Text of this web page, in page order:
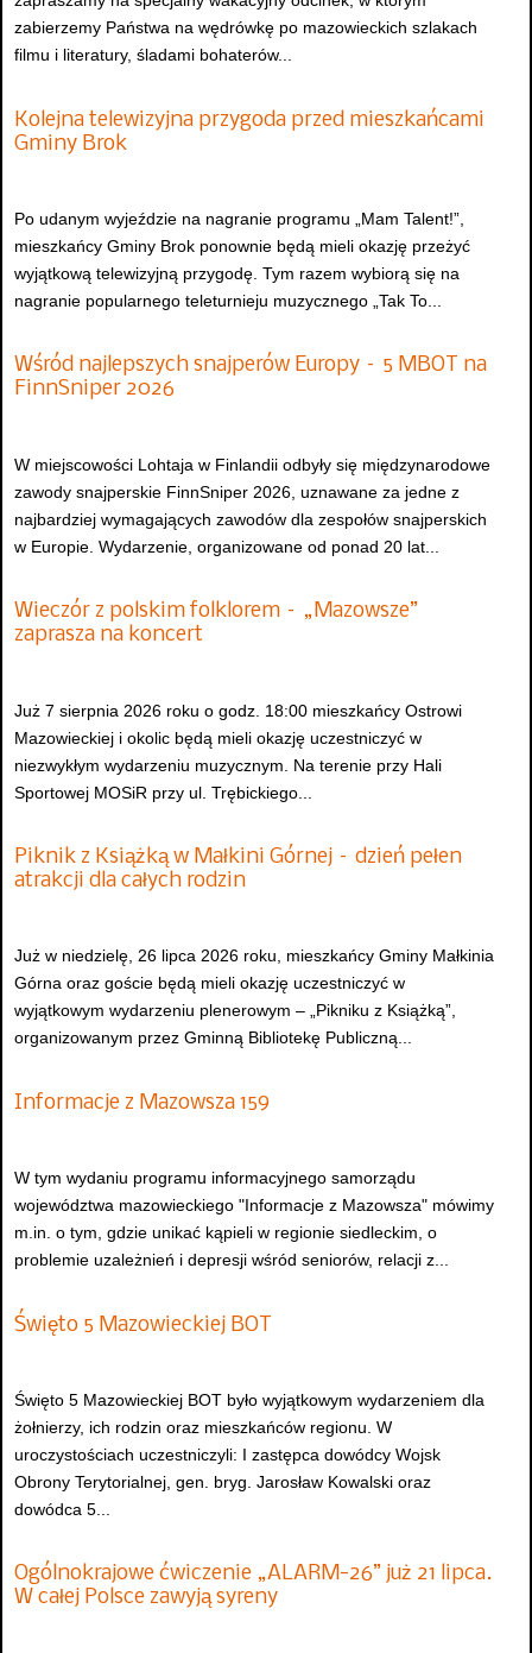
zabierzemy Państwa na wędrówkę po mazowieckich szlakach
filmu i literatury, śladami bohaterów...
Kolejna telewizyjna przygoda przed mieszkańcami
Gminy Brok
Po udanym wyjeździe na nagranie programu „Mam Talent!”,
mieszkańcy Gminy Brok ponownie będą mieli okazję przeżyć
wyjątkową telewizyjną przygodę. Tym razem wybiorą się na
nagranie popularnego teleturnieju muzycznego „Tak To...
Wśród najlepszych snajperów Europy – 5 MBOT na
FinnSniper 2026
W miejscowości Lohtaja w Finlandii odbyły się międzynarodowe
zawody snajperskie FinnSniper 2026, uznawane za jedne z
najbardziej wymagających zawodów dla zespołów snajperskich
w Europie. Wydarzenie, organizowane od ponad 20 lat...
Wieczór z polskim folklorem – „Mazowsze”
zaprasza na koncert
Już 7 sierpnia 2026 roku o godz. 18:00 mieszkańcy Ostrowi
Mazowieckiej i okolic będą mieli okazję uczestniczyć w
niezwykłym wydarzeniu muzycznym. Na terenie przy Hali
Sportowej MOSiR przy ul. Trębickiego...
Piknik z Książką w Małkini Górnej – dzień pełen
atrakcji dla całych rodzin
Już w niedzielę, 26 lipca 2026 roku, mieszkańcy Gminy Małkinia
Górna oraz goście będą mieli okazję uczestniczyć w
wyjątkowym wydarzeniu plenerowym – „Pikniku z Książką”,
organizowanym przez Gminną Bibliotekę Publiczną...
Informacje z Mazowsza 159
W tym wydaniu programu informacyjnego samorządu
województwa mazowieckiego "Informacje z Mazowsza" mówimy
m.in. o tym, gdzie unikać kąpieli w regionie siedleckim, o
problemie uzależnień i depresji wśród seniorów, relacji z...
Święto 5 Mazowieckiej BOT
Święto 5 Mazowieckiej BOT było wyjątkowym wydarzeniem dla
żołnierzy, ich rodzin oraz mieszkańców regionu. W
uroczystościach uczestniczyli: I zastępca dowódcy Wojsk
Obrony Terytorialnej, gen. bryg. Jarosław Kowalski oraz
dowódca 5...
Ogólnokrajowe ćwiczenie „ALARM-26” już 21 lipca.
W całej Polsce zawyją syreny